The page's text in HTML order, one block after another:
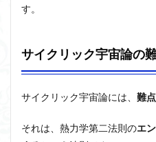
す。
サイクリック宇宙論の
サイクリック宇宙論には、 難点
それは、熱力学第二法則のエ